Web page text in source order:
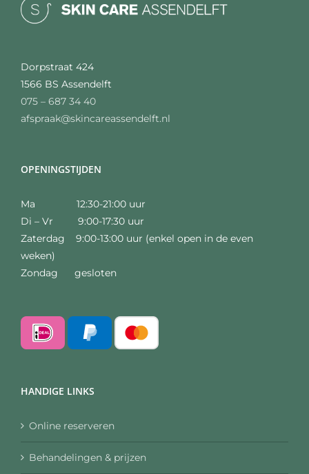
Dorpstraat 424
1566 BS Assendelft
075 – 687 34 40
afspraak@skincareassendelft.nl
OPENINGSTIJDEN
Ma 12:30-21:00 uur
Di – Vr 9:00-17:30 uur
Zaterdag 9:00-13:00 uur (enkel open in de even
weken)
Zondag gesloten
HANDIGE LINKS
Online reserveren
Behandelingen & prijzen